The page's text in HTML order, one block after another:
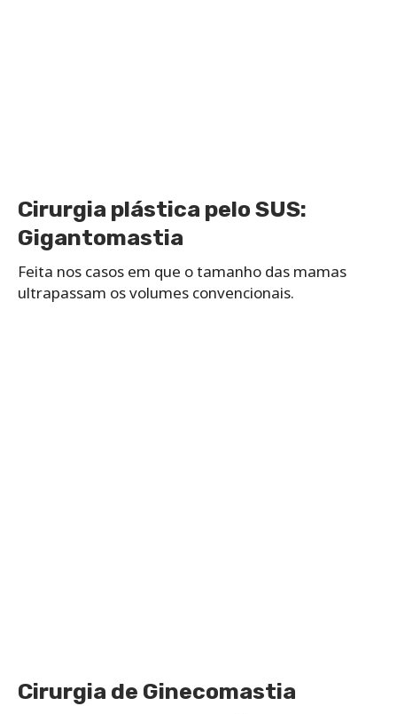
Cirurgia plástica pelo SUS:
Gigantomastia
Feita nos casos em que o tamanho das mamas
ultrapassam os volumes convencionais.
Cirurgia de Ginecomastia